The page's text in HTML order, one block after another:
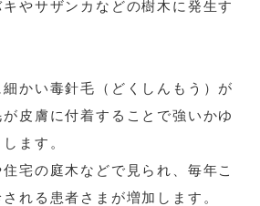
やサザンカなどの樹木に発生す
かい毒針毛（どくしんもう）が
皮膚に付着することで強いかゆ
ます。
宅の庭木などで見られ、毎年こ
れる患者さまが増加します。